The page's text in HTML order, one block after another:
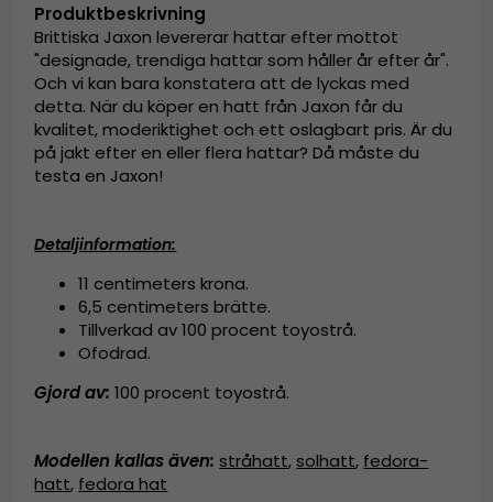
Produktbeskrivning
Brittiska Jaxon levererar hattar efter mottot
"designade, trendiga hattar som håller år efter år".
Och vi kan bara konstatera att de lyckas med
detta. När du köper en hatt från Jaxon får du
kvalitet, moderiktighet och ett oslagbart pris. Är du
på jakt efter en eller flera hattar? Då måste du
testa en Jaxon!
Detaljinformation:
11 centimeters krona.
6,5 centimeters brätte.
Tillverkad av100 procent toyostrå.
Ofodrad.
Gjord av: 100 procent toyostrå.
Modellen kallas även: stråhatt, solhatt, fedora-
hatt, fedora hat